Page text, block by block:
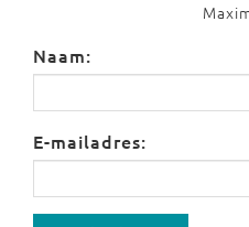
Naam:
E-mailadres: